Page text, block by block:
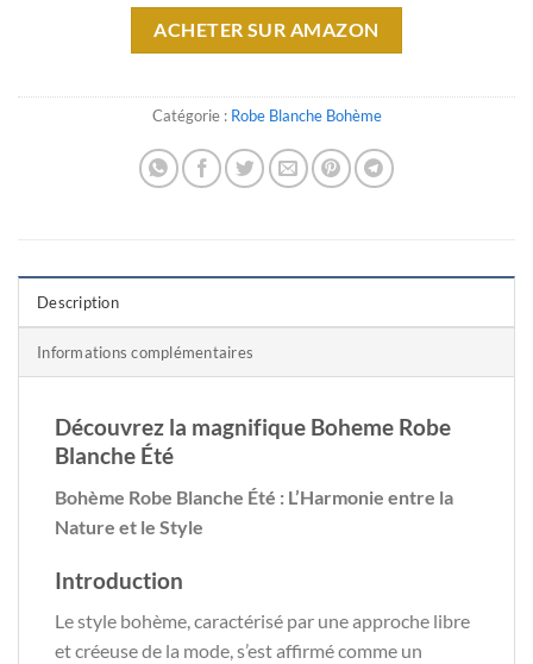
ACHETER SUR AMAZON
Catégorie : Robe Blanche Bohème
Description
Informations complémentaires
Découvrez la magnifique Boheme Robe
Blanche Été
Bohème Robe Blanche Été : L’Harmonie entre la
Nature et le Style
Introduction
Le style bohème, caractérisé par une approche libre
et créeuse de la mode, s’est affirmé comme un